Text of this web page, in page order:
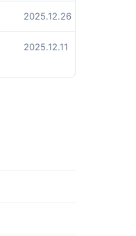
2025.12.26
2025.12.11